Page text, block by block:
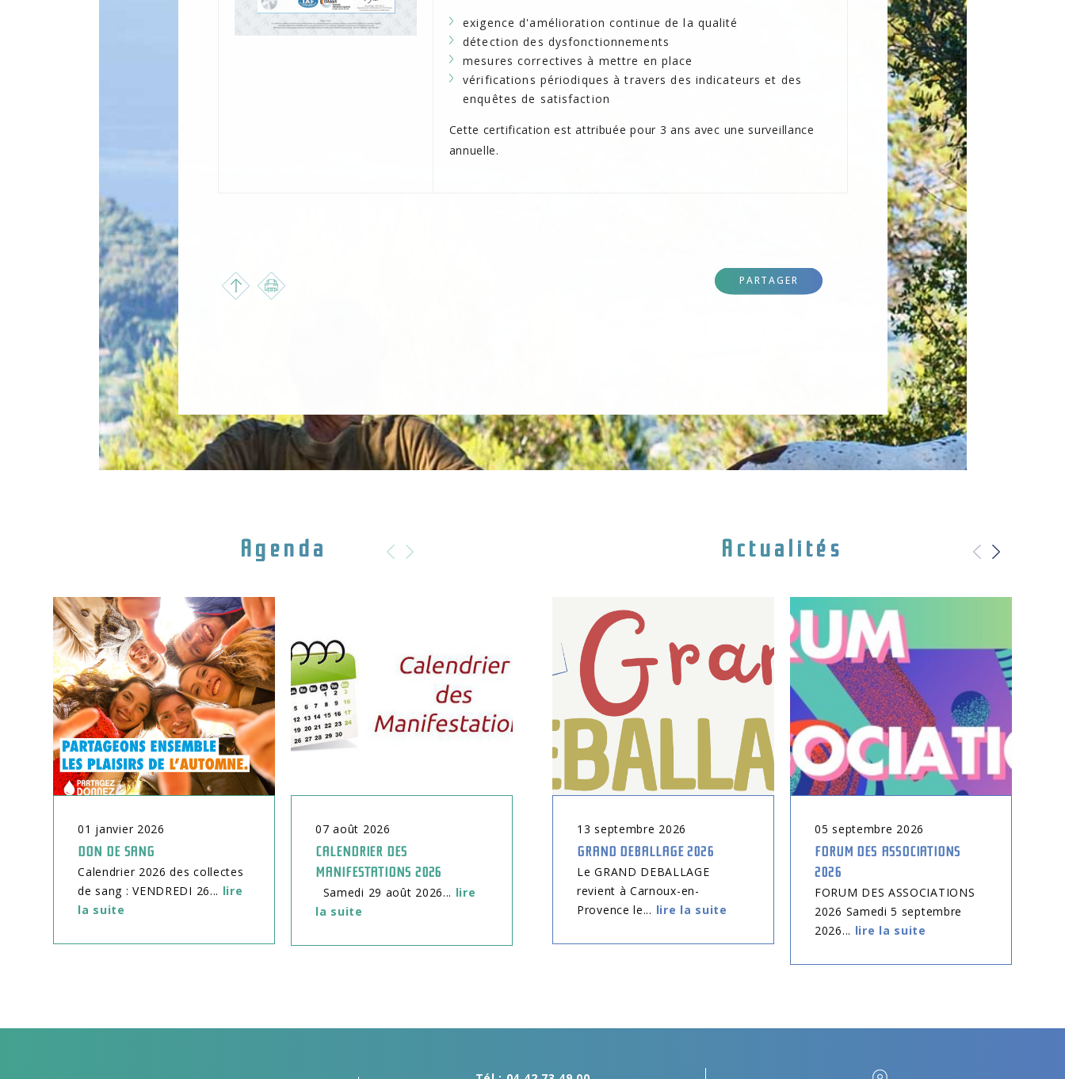
exigence d'amélioration continue de la qualité
détection des dysfonctionnements
mesures correctives à mettre en place
vérifications périodiques à travers des indicateurs et des
enquêtes de satisfaction
Cette certification est attribuée pour 3 ans avec une surveillance
annuelle.
PARTAGER
Agenda
01 janvier 2026
DON DE SANG
Calendrier 2026 des collectes
de sang : VENDREDI 26... lire
la suite
07 août 2026
CALENDRIER DES
MANIFESTATIONS 2026
Samedi 29 août 2026... lire
la suite
Actualités
13 septembre 2026
GRAND DEBALLAGE 2026
Le GRAND DEBALLAGE
revient à Carnoux-en-
Provence le... lire la suite
05 septembre 2026
FORUM DES ASSOCIATIONS
2026
FORUM DES ASSOCIATIONS
2026 Samedi 5 septembre
2026... lire la suite